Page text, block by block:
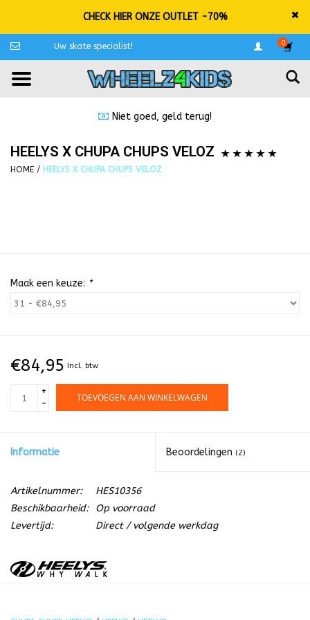
CHECK HIER ONZE OUTLET -70%
Uw skate specialist! 0
Niet goed, geld terug!
HEELYS X CHUPA CHUPS VELOZ
HOME / HEELYS X CHUPA CHUPS VELOZ
Maak een keuze: *
€84,95 Incl. btw
+
-
TOEVOEGEN AAN WINKELWAGEN
Informatie Beoordelingen (2)
Artikelnummer:
HES10356
Beschikbaarheid:
Op voorraad
Levertijd:
Direct / volgende werkdag